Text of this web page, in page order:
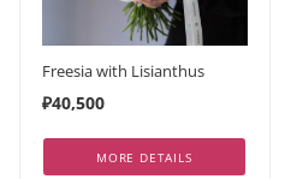
Freesia with Lisianthus
₽40,500
MORE DETAILS